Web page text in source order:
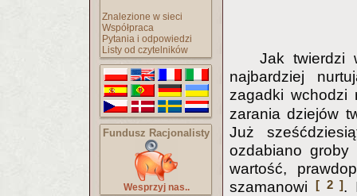
Znalezione w sieci
Współpraca
Pytania i odpowiedzi
Listy od czytelników
Fundusz Racjonalisty
Wesprzyj nas..
Jak twierdzi
najbardziej
zagadki wchodzi
zarania dziejów
Już
ozdabiano groby
wartość,
szamanowi
[ 2 ].